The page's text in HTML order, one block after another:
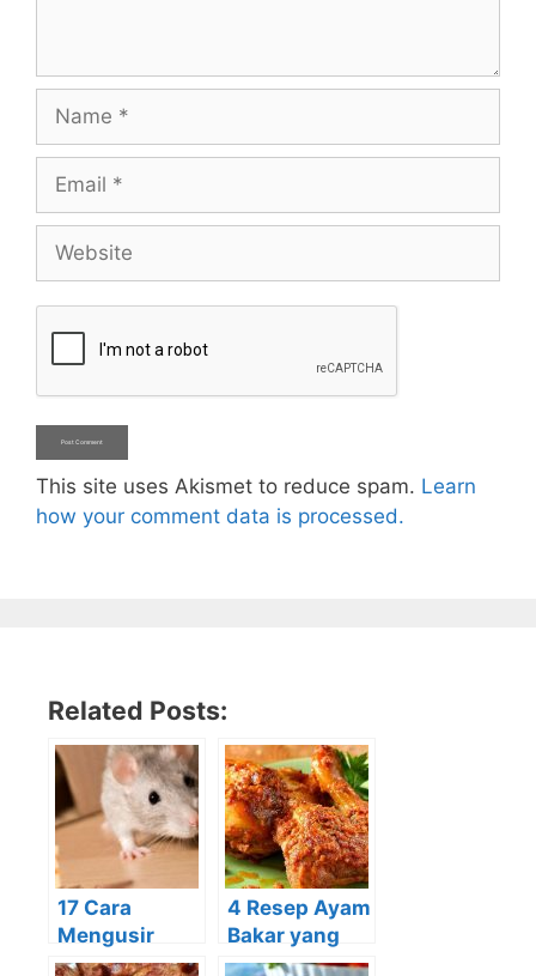
Name
Email
Website
This site uses Akismet to reduce spam. Learn
how your comment data is processed.
Related Posts:
17 Cara
Mengusir
Tikus yang
4 Resep Ayam
Bakar yang
Lezat dan